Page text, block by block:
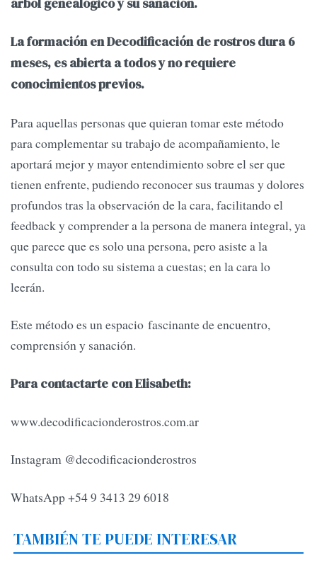
árbol genealógico y su sanación.
La formación en Decodificación de rostros dura 6
meses, es abierta a todos y no requiere
conocimientos previos.
Para aquellas personas que quieran tomar este método
para complementar su trabajo de acompañamiento, le
aportará mejor y mayor entendimiento sobre el ser que
tienen enfrente, pudiendo reconocer sus traumas y dolores
profundos tras la observación de la cara, facilitando el
feedback y comprender a la persona de manera integral, ya
que parece que es solo una persona, pero asiste a la
consulta con todo su sistema a cuestas; en la cara lo
leerán.
Este método es un espacio fascinante de encuentro,
comprensión y sanación.
Para contactarte con Elisabeth:
www.decodificacionderostros.com.ar
Instagram @decodificacionderostros
WhatsApp +54 9 3413 29 6018
TAMBIÉN TE PUEDE INTERESAR